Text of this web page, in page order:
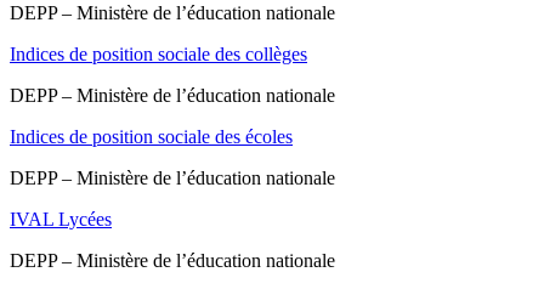
DEPP – Ministère de l’éducation nationale
Indices de position sociale des collèges
DEPP – Ministère de l’éducation nationale
Indices de position sociale des écoles
DEPP – Ministère de l’éducation nationale
IVAL Lycées
DEPP – Ministère de l’éducation nationale